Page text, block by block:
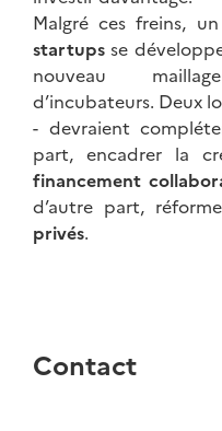
Malgré ces freins, un
startups se
nouveau
d’incubateurs. Deux
- devraient
part, encadrer la
financement
d’autre part,
privés.
Contact